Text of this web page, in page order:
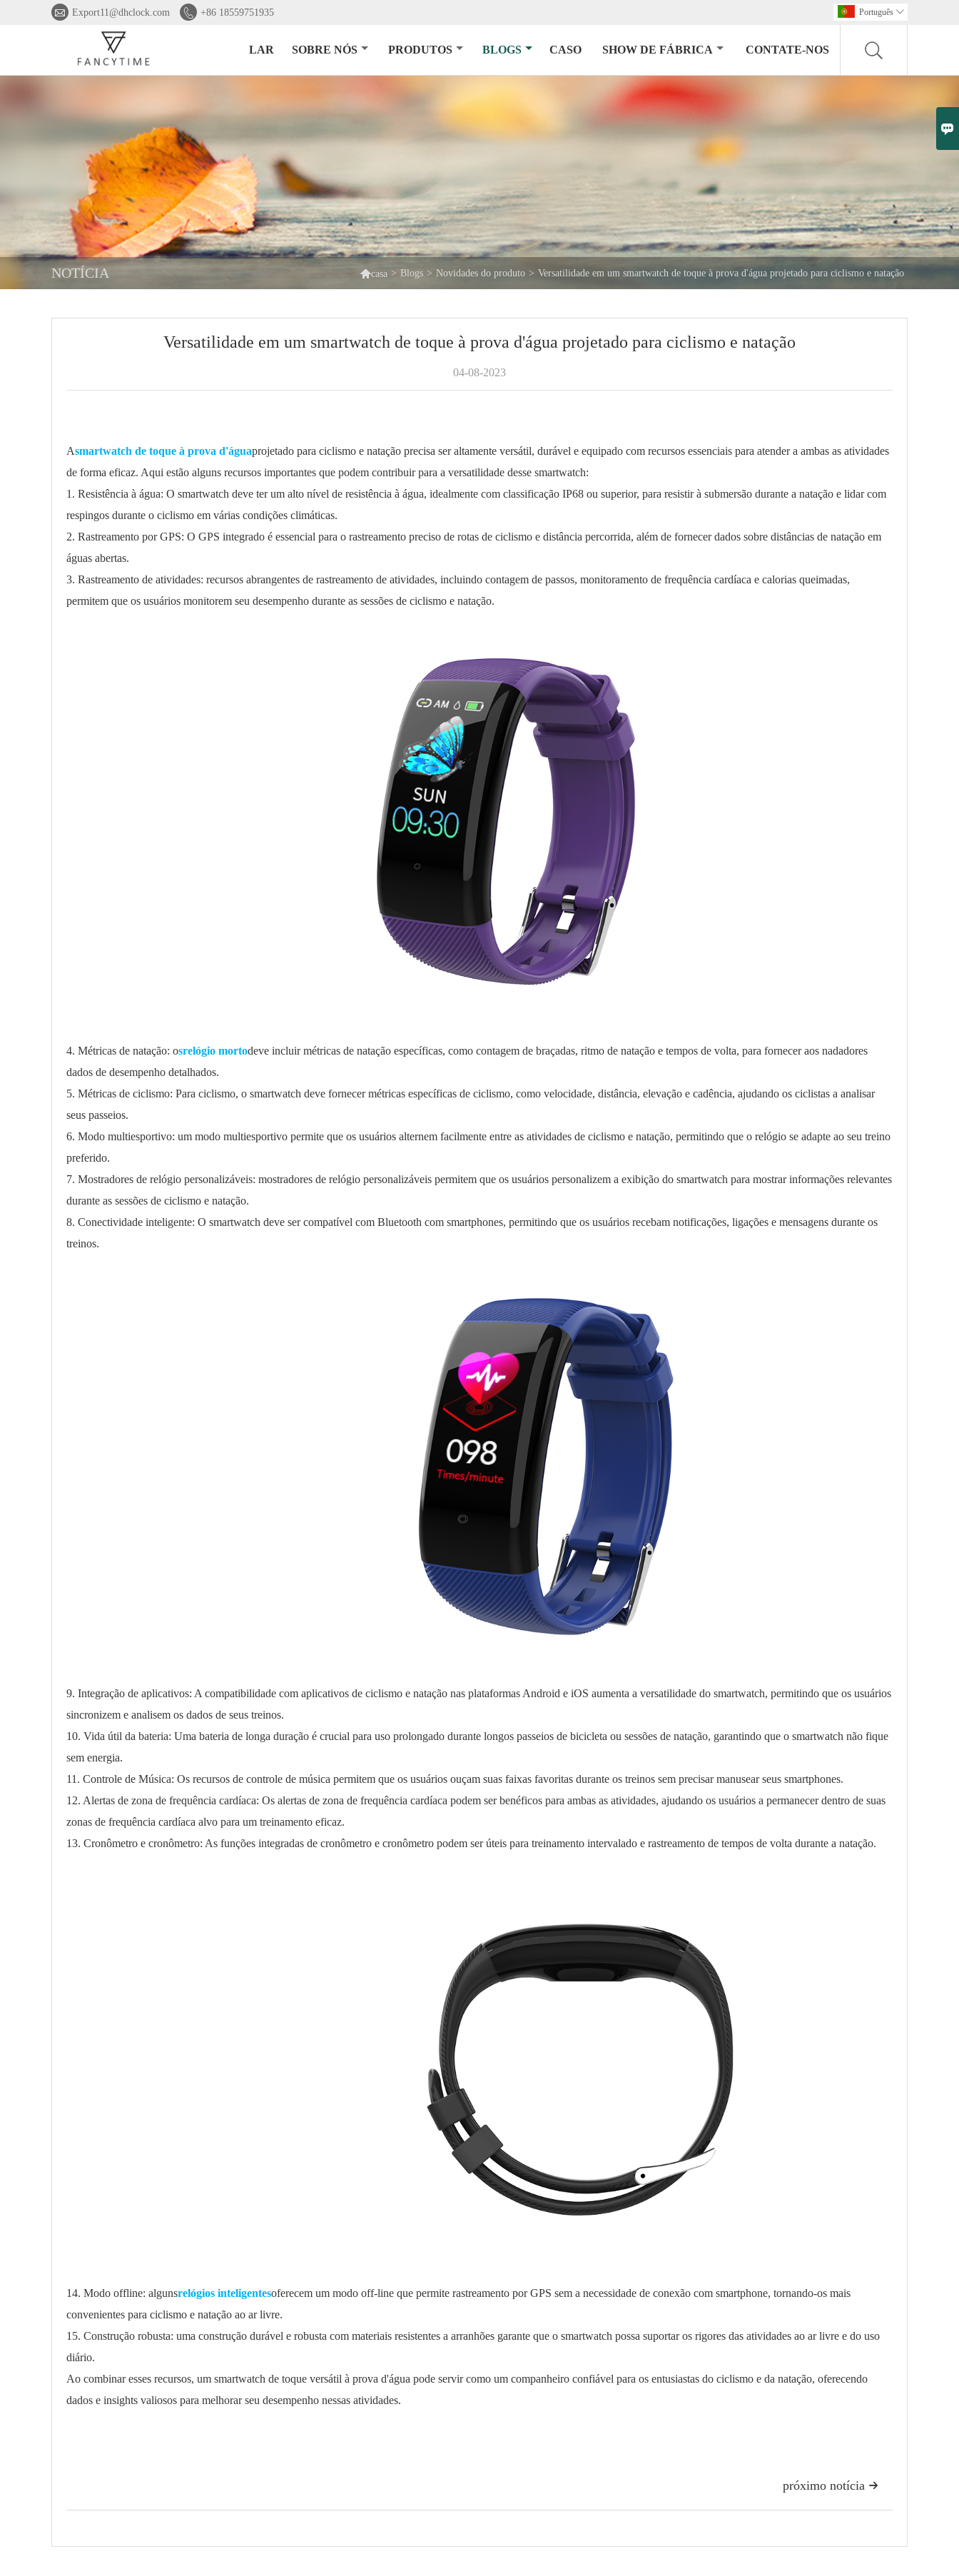

 Export11@dhclock.com  +86 18559751935 Português 
LAR SOBRE NÓS PRODUTOS BLOGS CASO SHOW DE FÁBRICA CONTATE-NOS
NOTÍCIA casa > Blogs > Novidades do produto > Versatilidade em um smartwatch de toque à prova d'água projetado para ciclismo e natação
Versatilidade em um smartwatch de toque à prova d'água projetado para ciclismo e natação
04-08-2023
Asmartwatch de toque à prova d'águaprojetado para ciclismo e natação precisa ser altamente versátil, durável e equipado com recursos essenciais para atender a ambas as atividades
de forma eficaz. Aqui estão alguns recursos importantes que podem contribuir para a versatilidade desse smartwatch:
1. Resistência à água: O smartwatch deve ter um alto nível de resistência à água, idealmente com classificação IP68 ou superior, para resistir à submersão durante a natação e lidar com
respingos durante o ciclismo em várias condições climáticas.
2. Rastreamento por GPS: O GPS integrado é essencial para o rastreamento preciso de rotas de ciclismo e distância percorrida, além de fornecer dados sobre distâncias de natação em
águas abertas.
3. Rastreamento de atividades: recursos abrangentes de rastreamento de atividades, incluindo contagem de passos, monitoramento de frequência cardíaca e calorias queimadas,
permitem que os usuários monitorem seu desempenho durante as sessões de ciclismo e natação.
4. Métricas de natação: osrelógio mortodeve incluir métricas de natação específicas, como contagem de braçadas, ritmo de natação e tempos de volta, para fornecer aos nadadores
dados de desempenho detalhados.
5. Métricas de ciclismo: Para ciclismo, o smartwatch deve fornecer métricas específicas de ciclismo, como velocidade, distância, elevação e cadência, ajudando os ciclistas a analisar
seus passeios.
6. Modo multiesportivo: um modo multiesportivo permite que os usuários alternem facilmente entre as atividades de ciclismo e natação, permitindo que o relógio se adapte ao seu treino
preferido.
7. Mostradores de relógio personalizáveis: mostradores de relógio personalizáveis ​​permitem que os usuários personalizem a exibição do smartwatch para mostrar informações relevantes
durante as sessões de ciclismo e natação.
8. Conectividade inteligente: O smartwatch deve ser compatível com Bluetooth com smartphones, permitindo que os usuários recebam notificações, ligações e mensagens durante os
treinos.
9. Integração de aplicativos: A compatibilidade com aplicativos de ciclismo e natação nas plataformas Android e iOS aumenta a versatilidade do smartwatch, permitindo que os usuários
sincronizem e analisem os dados de seus treinos.
10. Vida útil da bateria: Uma bateria de longa duração é crucial para uso prolongado durante longos passeios de bicicleta ou sessões de natação, garantindo que o smartwatch não fique
sem energia.
11. Controle de Música: Os recursos de controle de música permitem que os usuários ouçam suas faixas favoritas durante os treinos sem precisar manusear seus smartphones.
12. Alertas de zona de frequência cardíaca: Os alertas de zona de frequência cardíaca podem ser benéficos para ambas as atividades, ajudando os usuários a permanecer dentro de suas
zonas de frequência cardíaca alvo para um treinamento eficaz.
13. Cronômetro e cronômetro: As funções integradas de cronômetro e cronômetro podem ser úteis para treinamento intervalado e rastreamento de tempos de volta durante a natação.
14. Modo offline: algunsrelógios inteligentesoferecem um modo off-line que permite rastreamento por GPS sem a necessidade de conexão com smartphone, tornando-os mais
convenientes para ciclismo e natação ao ar livre.
15. Construção robusta: uma construção durável e robusta com materiais resistentes a arranhões garante que o smartwatch possa suportar os rigores das atividades ao ar livre e do uso
diário.
Ao combinar esses recursos, um smartwatch de toque versátil à prova d'água pode servir como um companheiro confiável para os entusiastas do ciclismo e da natação, oferecendo
dados e insights valiosos para melhorar seu desempenho nessas atividades.

próximo notícia